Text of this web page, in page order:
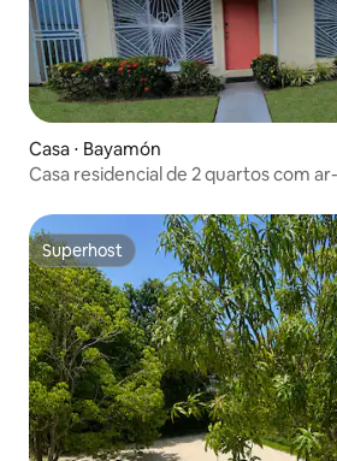
Casa ⋅ Bayamón
Casa residencial de 2 quartos com
Superhost
Superhost